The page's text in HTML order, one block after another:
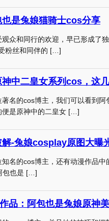
是兔娘猫骑士cos分享
观众和同行的欢迎，早已形成了
粉丝和同伴的 […]
名的cos博主，我们可以看到
便是原神中的二皇女 […]
解-兔娘cosplay原图大曝
知名的cos博主，还有动漫作品
包也是 […]
品：阿包也是兔娘原神